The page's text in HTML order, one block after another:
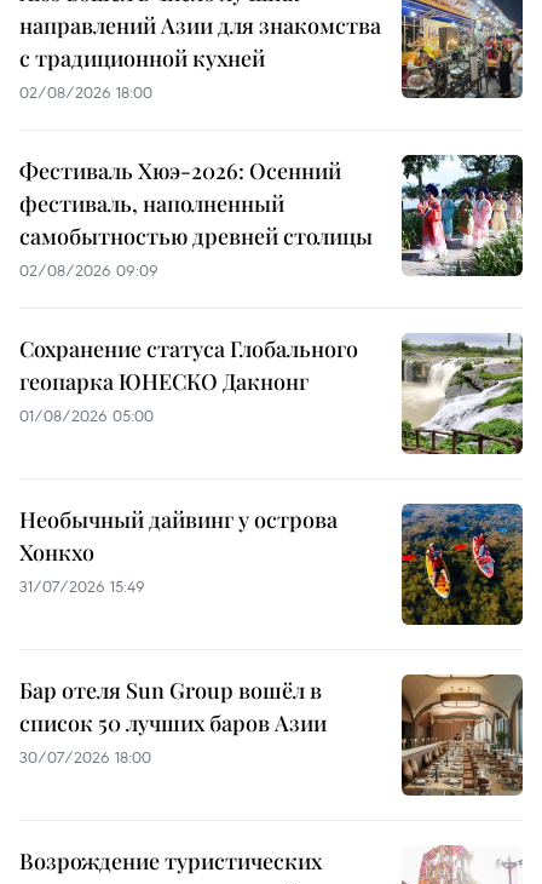
направлений Азии для знакомства
с традиционной кухней
02/08/2026 18:00
Фестиваль Хюэ-2026: Осенний
фестиваль, наполненный
самобытностью древней столицы
02/08/2026 09:09
Сохранение статуса Глобального
геопарка ЮНЕСКО Дакнонг
01/08/2026 05:00
Необычный дайвинг у острова
Хонкхо
31/07/2026 15:49
Бар отеля Sun Group вошёл в
список 50 лучших баров Азии
30/07/2026 18:00
Возрождение туристических